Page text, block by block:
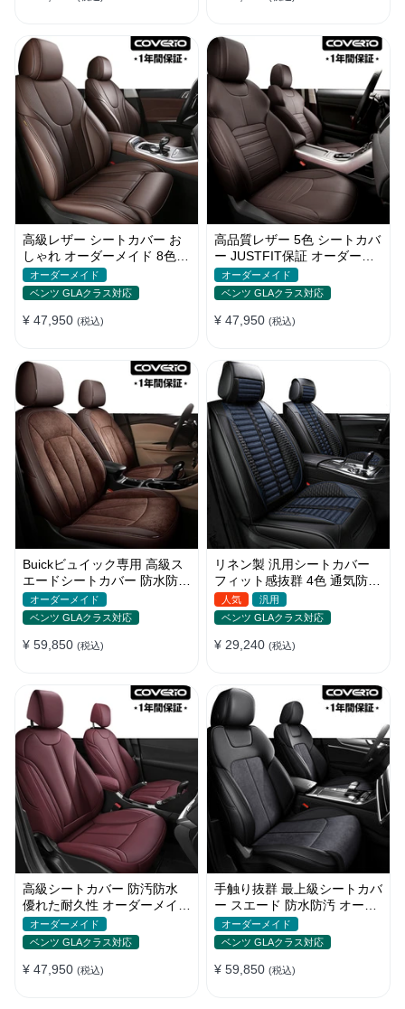
高級レザー シートカバー お
しゃれ オーダーメイド 8色
通気防水 耐摩耗性 全席セッ
ト
オーダーメイド
ベンツ GLAクラス対応
¥ 47,950 (税込)
高品質レザー 5色 シートカバ
ー JUSTFIT保証 オーダーメ
イド 防汚防水 優れた耐久性
オーダーメイド
ベンツ GLAクラス対応
¥ 47,950 (税込)
Buickビュイック専用 高級ス
エードシートカバー 防水防汚
手触り抜群 4色 オーダーメイ
ド
オーダーメイド
ベンツ GLAクラス対応
¥ 59,850 (税込)
リネン製 汎用シートカバー
フィット感抜群 4色 通気防水
耐摩耗性 軽/普自動車 SUV
人気
汎用
ベンツ GLAクラス対応
¥ 29,240 (税込)
高級シートカバー 防汚防水
優れた耐久性 オーダーメイド
オーダーメイド
ベンツ GLAクラス対応
¥ 47,950 (税込)
手触り抜群 最上級シートカバ
ー スエード 防水防汚 オーダ
ーメイド おしゃれ 全席セッ
ト
オーダーメイド
ベンツ GLAクラス対応
¥ 59,850 (税込)